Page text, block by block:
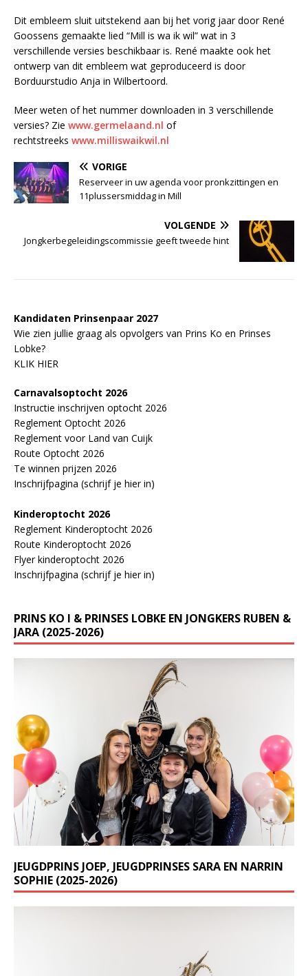
Dit embleem sluit uitstekend aan bij het vorig jaar door René
Goossens gemaakte lied “Mill is wa ik wil” wat in 3
verschillende versies beschikbaar is. René maakte ook het
ontwerp van dit embleem wat geproduceerd is door
Borduurstudio Anja in Wilbertoord.
Meer weten of het nummer downloaden in 3 verschillende
versies? Zie www.germelaand.nl of
rechtstreeks www.milliswaikwil.nl
VORIGE
Reserveer in uw agenda voor pronkzittingen en
11plussersmiddag in Mill
VOLGENDE
Jongkerbegeleidingscommissie geeft tweede hint
Kandidaten Prinsenpaar 2027
Wie zien jullie graag als opvolgers van Prins Ko en Prinses
Lobke?
KLIK HIER
Carnavalsoptocht 2026
Instructie inschrijven optocht 2026
Reglement Optocht 2026
Reglement voor Land van Cuijk
Route Optocht 2026
Te winnen prijzen 2026
Inschrijfpagina (schrijf je hier in)
Kinderoptocht 2026
Reglement Kinderoptocht 2026
Route Kinderoptocht 2026
Flyer kinderoptocht 2026
Inschrijfpagina (schrijf je hier in)
PRINS KO I & PRINSES LOBKE EN JONGKERS RUBEN &
JARA (2025-2026)
JEUGDPRINS JOEP, JEUGDPRINSES SARA EN NARRIN
SOPHIE (2025-2026)